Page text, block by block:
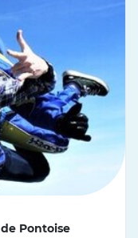
Pontoise